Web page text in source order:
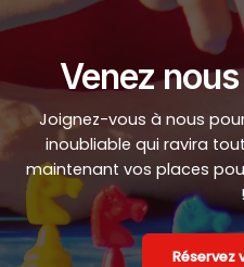
Venez
Joignez-vous à nous
inoubliable qui ravira
maintenant vos places
!
Réservez